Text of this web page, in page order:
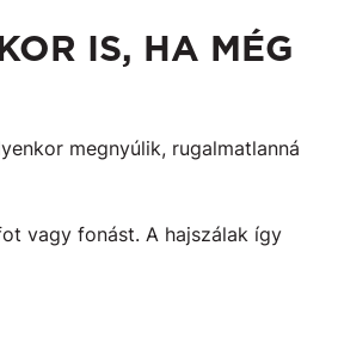
IS, HA MÉG
megnyúlik, rugalmatlanná
vagy fonást. A hajszálak így